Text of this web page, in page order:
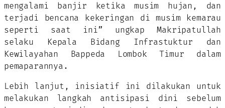
mengalami banjir ketika musim hujan, dan
terjadi bencana kekeringan di musim kemarau
seperti saat ini” ungkap Makripatullah
selaku Kepala Bidang Infrastuktur dan
Kewilayahan Bappeda Lombok Timur dalam
pemaparannya.
Lebih lanjut, inisiatif ini dilakukan untuk
melakukan langkah antisipasi dini sebelum